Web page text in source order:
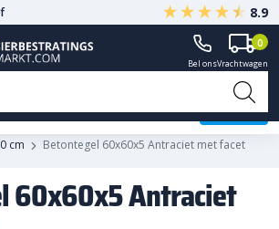
Gegarandeerd A-kwaliteit
8.9
Bel onsVrachtwagen
0
cm Betontegel 60x60x5 Antraciet met facet
60x60x5 Antraciet
60x60x5 Antraciet